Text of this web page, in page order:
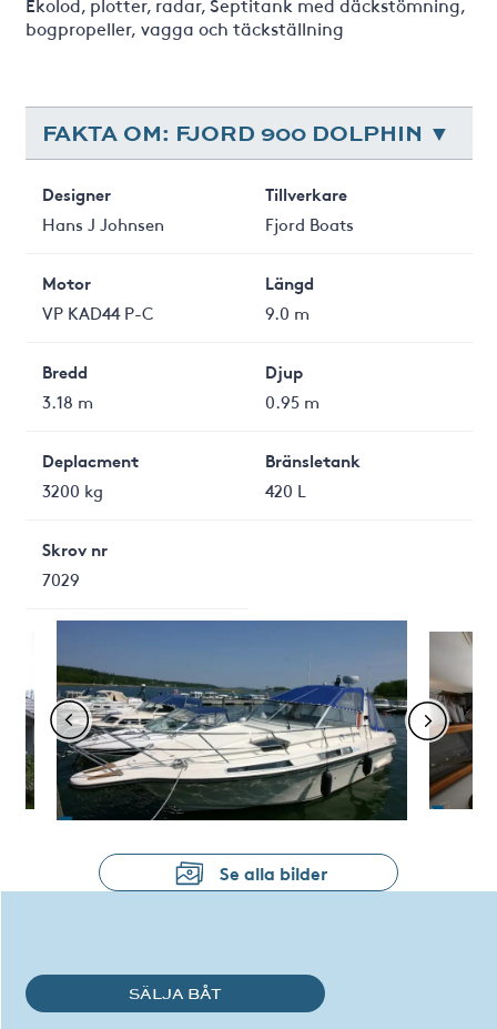
bogpropeller, vagga och täckställning
FAKTA OM: FJORD 900 DOLPHIN
Designer
Hans J Johnsen
Tillverkare
Fjord Boats
Motor
VP KAD44 P-C
Längd
9.0 m
Bredd
3.18 m
Djup
0.95 m
Deplacment
3200 kg
Bränsletank
420 L
Skrov nr
7029
Se alla bilder
SÄLJA BÅT